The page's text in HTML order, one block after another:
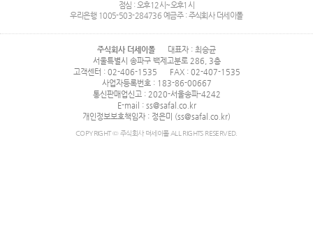
점심 : 오후12시~오후1시
우리은행 1005-503-284736 예금주 : 주식회사 더세이폴
주식회사 더세이폴
대표자 : 최승균
서울특별시 송파구 백제고분로 286, 3층
고객센터 : 02-406-1535
FAX : 02-407-1535
사업자등록번호 : 183-86-00667
통신판매업신고 : 2020-서울송파-4242
E-mail : ss@safal.co.kr
개인정보보호책임자 : 정은미 (ss@safal.co.kr)
COPYRIGHT © 주식회사 더세이폴 ALL RIGHTS RESERVED.